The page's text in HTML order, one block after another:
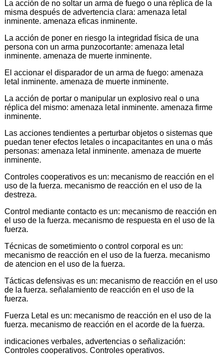
La acción de no soltar un arma de fuego o una réplica de la
misma después de advertencia clara: amenaza letal
inminente. amenaza eficas inminente.
La acción de poner en riesgo la integridad física de una
persona con un arma punzocortante: amenaza letal
inminente. amenaza de muerte inminente.
El accionar el disparador de un arma de fuego: amenaza
letal inminente. amenaza de muerte inminente.
La acción de portar o manipular un explosivo real o una
réplica del mismo: amenaza letal inminente. amenaza firme
inminente.
Las acciones tendientes a perturbar objetos o sistemas que
puedan tener efectos letales o incapacitantes en una o más
personas: amenaza letal inminente. amenaza de muerte
inminente.
Controles cooperativos es un: mecanismo de reacción en el
uso de la fuerza. mecanismo de reacción en el uso de la
destreza.
Control mediante contacto es un: mecanismo de reacción en
el uso de la fuerza. mecanismo de respuesta en el uso de la
fuerza.
Técnicas de sometimiento o control corporal es un:
mecanismo de reacción en el uso de la fuerza. mecanismo
de atencion en el uso de la fuerza.
Tácticas defensivas es un: mecanismo de reacción en el uso
de la fuerza. señalamiento de reacción en el uso de la
fuerza.
Fuerza Letal es un: mecanismo de reacción en el uso de la
fuerza. mecanismo de reacción en el acorde de la fuerza.
indicaciones verbales, advertencias o señalización:
Controles cooperativos. Controles operativos.